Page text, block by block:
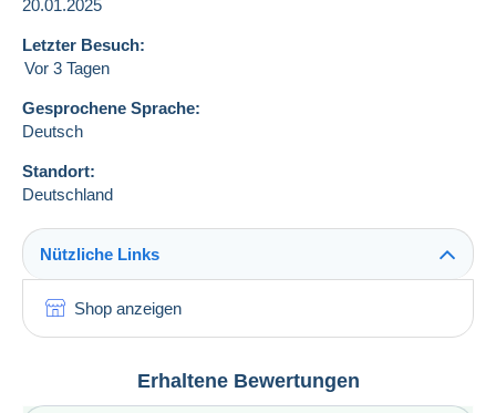
20.01.2025
Letzter Besuch:
Vor 3 Tagen
Gesprochene Sprache:
Deutsch
Standort:
Deutschland
Nützliche Links
Shop anzeigen
Erhaltene Bewertungen